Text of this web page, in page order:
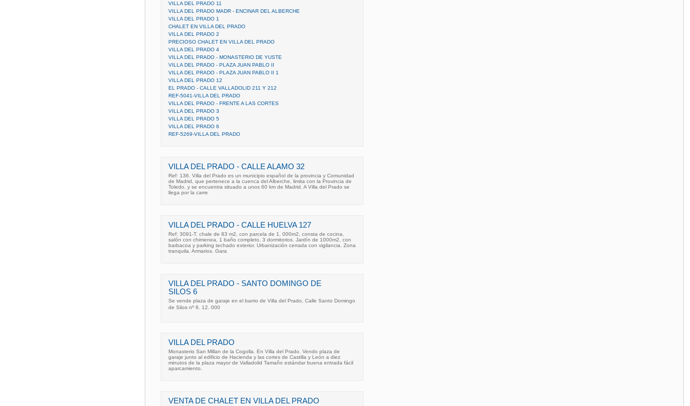
VILLA DEL PRADO 11
VILLA DEL PRADO MADR - ENCINAR DEL ALBERCHE
VILLA DEL PRADO 1
CHALET EN VILLA DEL PRADO
VILLA DEL PRADO 2
PRECIOSO CHALET EN VILLA DEL PRADO
VILLA DEL PRADO 4
VILLA DEL PRADO - MONASTERIO DE YUSTE
VILLA DEL PRADO - PLAZA JUAN PABLO II
VILLA DEL PRADO - PLAZA JUAN PABLO II 1
VILLA DEL PRADO 12
EL PRADO - CALLE VALLADOLID 211 Y 212
REF-5041-VILLA DEL PRADO
VILLA DEL PRADO - FRENTE A LAS CORTES
VILLA DEL PRADO 3
VILLA DEL PRADO 5
VILLA DEL PRADO 6
REF-5269-VILLA DEL PRADO
VILLA DEL PRADO - CALLE ALAMO 32
Ref: 136. Villa del Prado es un municipio español de la provincia y Comunidad
de Madrid, que pertenece a la cuenca del Alberche, limita con la Provincia de
Toledo, y se encuentra situado a unos 60 km de Madrid. A Villa del Prado se
llega por la carre
VILLA DEL PRADO - CALLE HUELVA 127
Ref: 3091-T. chale de 83 m2, con parcela de 1. 000m2, consta de cocina,
salón con chimenea, 1 baño completo, 3 dormitorios. Jardín de 1000m2, con
barbacoa y parking techado exterior. Urbanización cerrada con vigilancia. Zona
tranquila. Armarios. Gara
VILLA DEL PRADO - SANTO DOMINGO DE
SILOS 6
Se vende plaza de garaje en el barrio de Villa del Prado, Calle Santo Domingo
de Silos nº 6. 12. 000
VILLA DEL PRADO
Monasterio San Millan de la Cogolla. En Villa del Prado. Vendo plaza de
garaje junto al edificio de Hacienda y las cortes de Castilla y León a diez
minutos de la plaza mayor de Valladolid Tamaño estándar buena entrada fácil
aparcamiento.
VENTA DE CHALET EN VILLA DEL PRADO